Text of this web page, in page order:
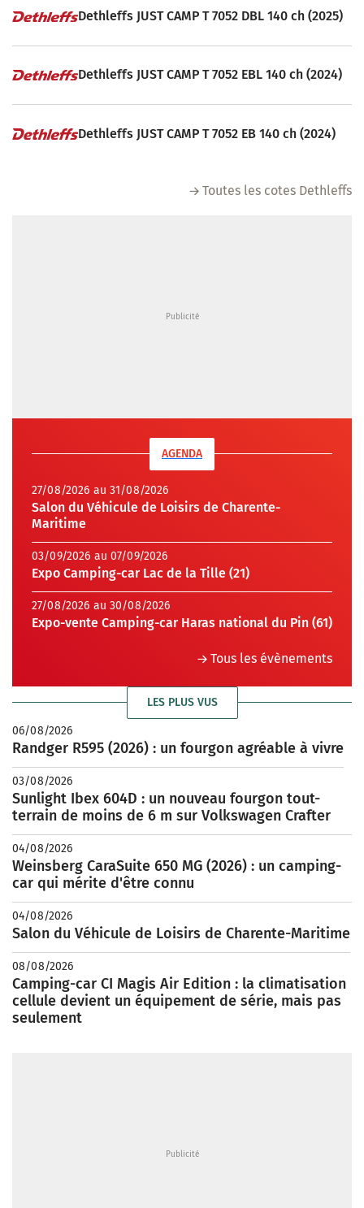
Dethleffs JUST CAMP T 7052 DBL 140 ch (2025)
Dethleffs JUST CAMP T 7052 EBL 140 ch (2024)
Dethleffs JUST CAMP T 7052 EB 140 ch (2024)
Toutes les cotes Dethleffs
AGENDA
27/08/2026 au 31/08/2026
Salon du Véhicule de Loisirs de Charente-
Maritime
03/09/2026 au 07/09/2026
Expo Camping-car Lac de la Tille (21)
27/08/2026 au 30/08/2026
Expo-vente Camping-car Haras national du Pin (61)
Tous les évènements
LES PLUS VUS
06/08/2026
Randger R595 (2026) : un fourgon agréable à vivre
03/08/2026
Sunlight Ibex 604D : un nouveau fourgon tout-
terrain de moins de 6 m sur Volkswagen Crafter
04/08/2026
Weinsberg CaraSuite 650 MG (2026) : un camping-
car qui mérite d'être connu
04/08/2026
Salon du Véhicule de Loisirs de Charente-Maritime
08/08/2026
Camping-car CI Magis Air Edition : la climatisation
cellule devient un équipement de série, mais pas
seulement